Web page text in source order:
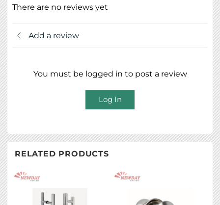
There are no reviews yet
Add a review
You must be logged in to post a review
Log In
RELATED PRODUCTS